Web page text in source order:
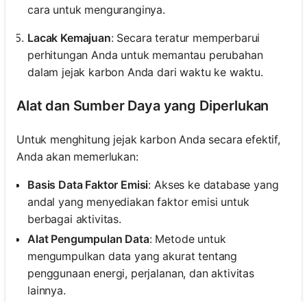
cara untuk menguranginya.
Lacak Kemajuan: Secara teratur memperbarui
perhitungan Anda untuk memantau perubahan
dalam jejak karbon Anda dari waktu ke waktu.
Alat dan Sumber Daya yang Diperlukan
Untuk menghitung jejak karbon Anda secara efektif,
Anda akan memerlukan:
Basis Data Faktor Emisi: Akses ke database yang
andal yang menyediakan faktor emisi untuk
berbagai aktivitas.
Alat Pengumpulan Data: Metode untuk
mengumpulkan data yang akurat tentang
penggunaan energi, perjalanan, dan aktivitas
lainnya.